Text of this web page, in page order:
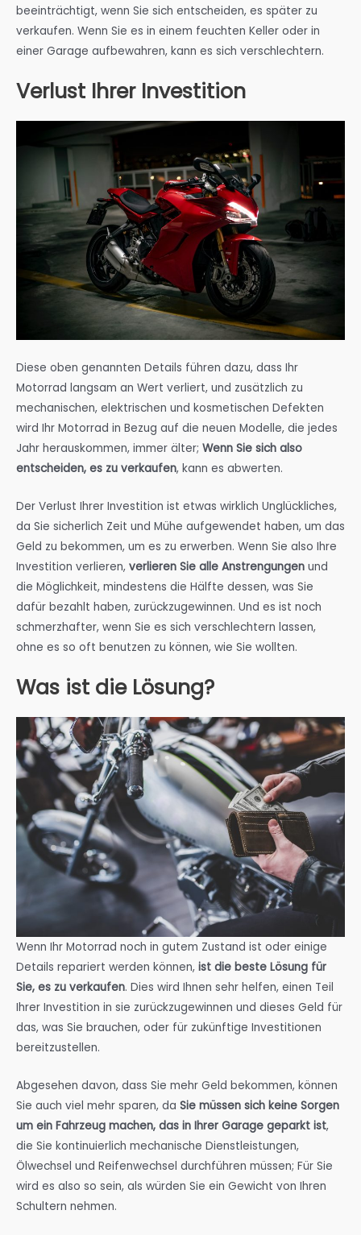
beeinträchtigt, wenn Sie sich entscheiden, es später zu
verkaufen. Wenn Sie es in einem feuchten Keller oder in
einer Garage aufbewahren, kann es sich verschlechtern.
Verlust Ihrer Investition
Diese oben genannten Details führen dazu, dass Ihr
Motorrad langsam an Wert verliert, und zusätzlich zu
mechanischen, elektrischen und kosmetischen Defekten
wird Ihr Motorrad in Bezug auf die neuen Modelle, die jedes
Jahr herauskommen, immer älter; Wenn Sie sich also
entscheiden, es zu verkaufen, kann es abwerten.
Der Verlust Ihrer Investition ist etwas wirklich Unglückliches,
da Sie sicherlich Zeit und Mühe aufgewendet haben, um das
Geld zu bekommen, um es zu erwerben. Wenn Sie also Ihre
Investition verlieren, verlieren Sie alle Anstrengungen und
die Möglichkeit, mindestens die Hälfte dessen, was Sie
dafür bezahlt haben, zurückzugewinnen. Und es ist noch
schmerzhafter, wenn Sie es sich verschlechtern lassen,
ohne es so oft benutzen zu können, wie Sie wollten.
Was ist die Lösung?
Wenn Ihr Motorrad noch in gutem Zustand ist oder einige
Details repariert werden können, ist die beste Lösung für
Sie, es zu verkaufen. Dies wird Ihnen sehr helfen, einen Teil
Ihrer Investition in sie zurückzugewinnen und dieses Geld für
das, was Sie brauchen, oder für zukünftige Investitionen
bereitzustellen.
Abgesehen davon, dass Sie mehr Geld bekommen, können
Sie auch viel mehr sparen, da Sie müssen sich keine Sorgen
um ein Fahrzeug machen, das in Ihrer Garage geparkt ist,
die Sie kontinuierlich mechanische Dienstleistungen,
Ölwechsel und Reifenwechsel durchführen müssen; Für Sie
wird es also so sein, als würden Sie ein Gewicht von Ihren
Schultern nehmen.